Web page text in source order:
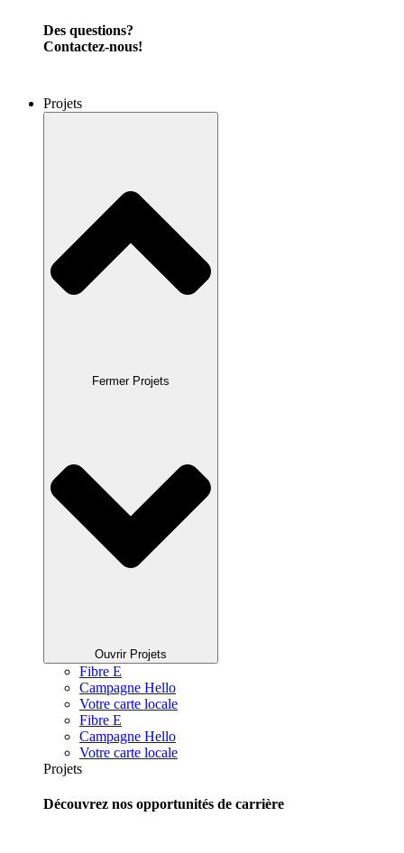
Des questions?
Contactez-nous!
Projets
Fermer Projets
Ouvrir Projets
Fibre E
Campagne Hello
Votre carte locale
Fibre E
Campagne Hello
Votre carte locale
Projets
Découvrez nos opportunités de carrière